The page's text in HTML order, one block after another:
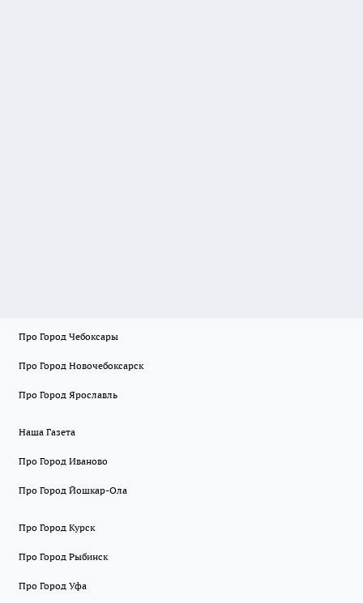
Про Город Чебоксары
Про Город Новочебоксарск
Про Город Ярославль
Наша Газета
Про Город Иваново
Про Город Йошкар-Ола
Про Город Курск
Про Город Рыбинск
Про Город Уфа